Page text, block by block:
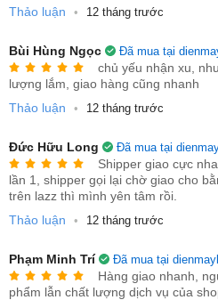
Thảo luận • 12 tháng trước
Bùi Hùng Ngọc Đã mua tại
chủ yếu nhận xu,
lượng lắm, giao hàng cũng nhanh
Thảo luận
• 12 tháng trước
Đức Hữu Long Đã mua tại
Shipper giao cực
lần 1, shipper gọi lại chờ giao cho
trên lazz thì mình yên tâm rồi.
Thảo luận
• 12 tháng trước
Phạm Minh Trí Đã mua tại
Hàng giao nhanh,
phẩm lẫn chất lượng dịch vụ của